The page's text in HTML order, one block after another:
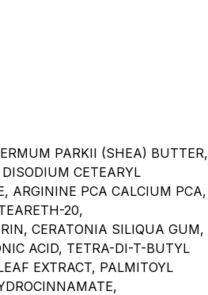
PARKII (SHEA) BUTTER,
CETEARYL
ARGININE PCA CALCIUM PCA,
20,
CERATONIA SILIQUA GUM,
ACID, TETRA-DI-T-BUTYL
EXTRACT, PALMITOYL